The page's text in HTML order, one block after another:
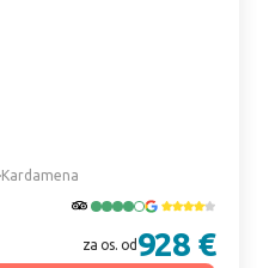
Kardamena
za os. od 928 €